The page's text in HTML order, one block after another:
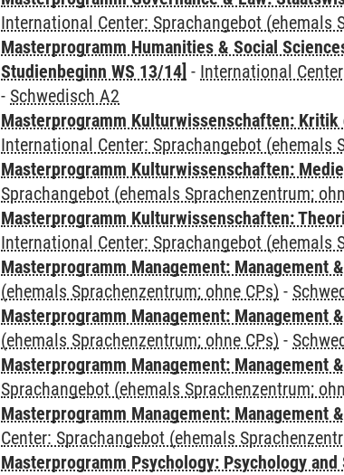
International Center: Sprachangebot (ehemals
Masterprogramm Humanities & Social
Studienbeginn WS 13/14] - International
- Schwedisch A2
Masterprogramm Kulturwissenschaften:
International Center: Sprachangebot (ehemals
Masterprogramm Kulturwissenschaften:
Sprachangebot (ehemals Sprachenzentrum;
Masterprogramm Kulturwissenschaften:
International Center: Sprachangebot (ehemals
Masterprogramm Management: Management
(ehemals Sprachenzentrum; ohne CPs) -
Masterprogramm Management: Management
(ehemals Sprachenzentrum; ohne CPs) -
Masterprogramm Management: Management
Sprachangebot (ehemals Sprachenzentrum;
Masterprogramm Management: Management
Center: Sprachangebot (ehemals
Masterprogramm Psychology: Psychology